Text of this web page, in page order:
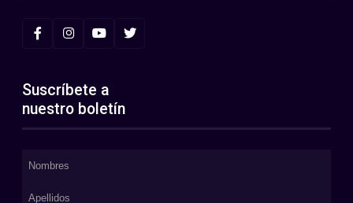
Suscríbete a
nuestro boletín